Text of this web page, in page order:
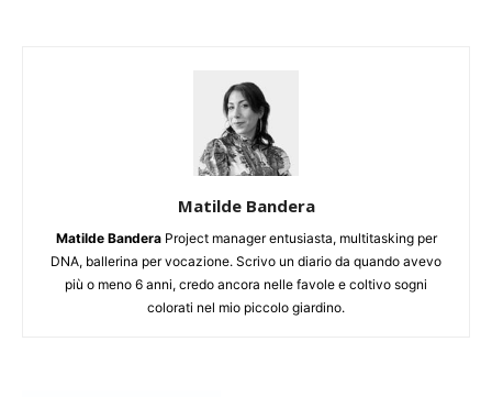
Matilde Bandera
Matilde BanderaProject manager entusiasta, multitasking per
DNA, ballerina per vocazione. Scrivo un diario da quando avevo
più o meno 6 anni, credo ancora nelle favole e coltivo sogni
colorati nel mio piccolo giardino.